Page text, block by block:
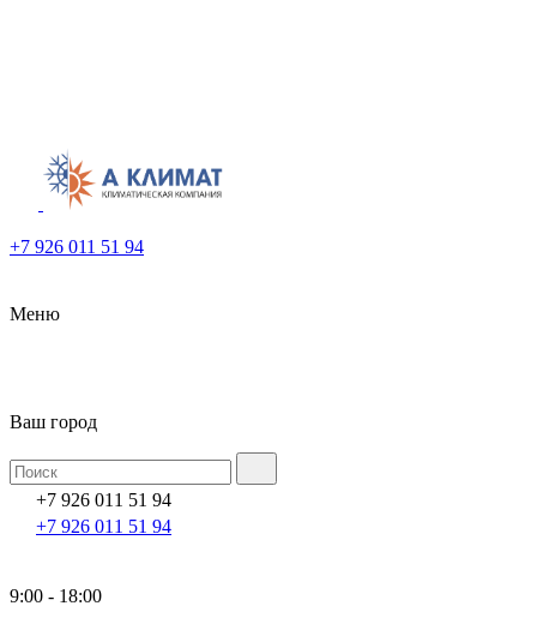
+7 926 011 51 94
Меню
Ваш город
+7 926 011 51 94
+7 926 011 51 94
9:00 - 18:00